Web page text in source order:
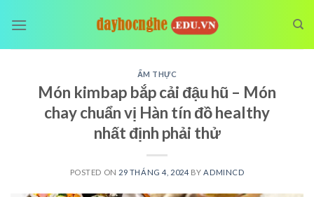
ẨM THỰC
Món kimbap bắp cải đậu hũ – Món
chay chuẩn vị Hàn tín đồ healthy
nhất định phải thử
POSTED ON 29 THÁNG 4, 2024 BY ADMINCD